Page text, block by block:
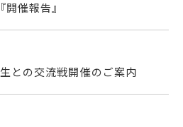
催報告』
との交流戦開催のご案内